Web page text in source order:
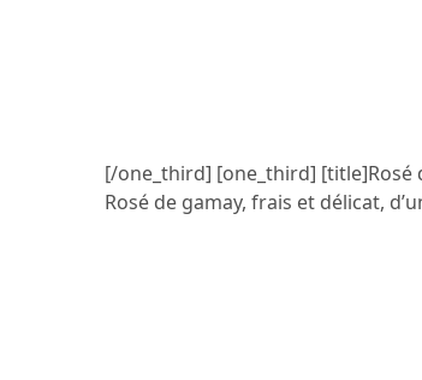
[/one_third] [one_third] [title]Rosé
Rosé de gamay, frais et délicat,